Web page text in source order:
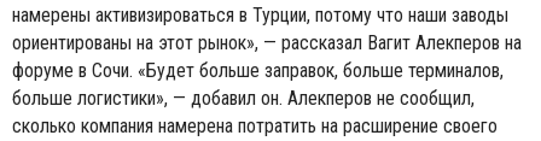
намерены активизироваться в Турции, потому что наши заводы
ориентированы на этот рынок», — рассказал Вагит Алекперов на
форуме в Сочи. «Будет больше заправок, больше терминалов,
больше логистики», — добавил он. Алекперов не сообщил,
сколько компания намерена потратить на расширение своего